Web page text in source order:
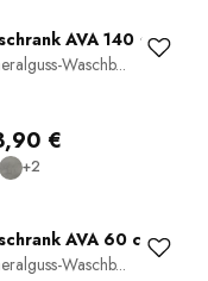
AVA 140 cm
Waschb...
€
+2
AVA 60 cm
Waschb...